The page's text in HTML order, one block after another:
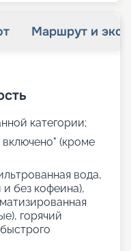
Маршрут и
категории;
(кроме
вода,
без кофеина),
горячий